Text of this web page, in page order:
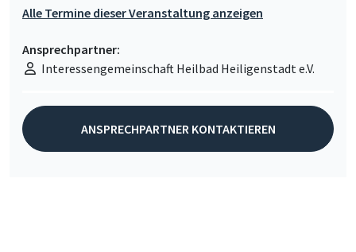
Alle Termine dieser Veranstaltung anzeigen
Ansprechpartner:
Interessengemeinschaft Heilbad Heiligenstadt e.V.
ANSPRECHPARTNER KONTAKTIEREN